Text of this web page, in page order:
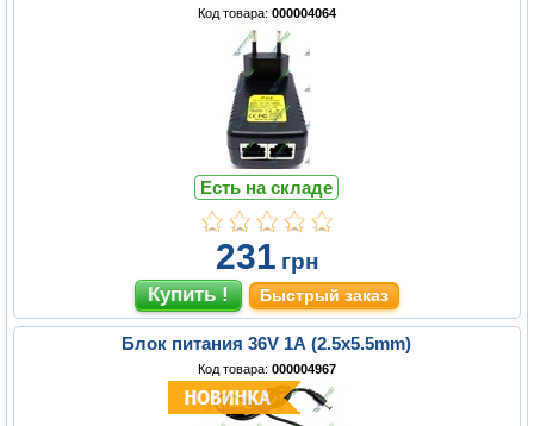
Код товара: 000004064
Есть на складе
231 грн
Быстрый заказ
Блок питания 36V 1A (2.5x5.5mm)
Код товара: 000004967